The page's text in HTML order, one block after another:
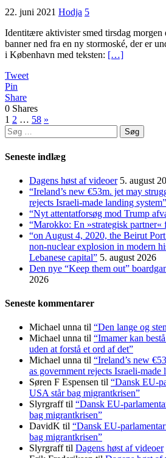
22. juni 2021 Hodja 5
Identitære aktivister smed tirsdag morgen
banner ned fra en ny stormoské, der er
i København med teksten: […]
Tweet
Pin
Share
0 Shares
Indlægsinddeling
1 2 … 58 »
Søg
efter:
Seneste indlæg
Dagens høst af videoer 5. august
“Ireland’s new €53m. jet may
rejects Israeli-made landing system”
“Nyt attentatforsøg mod Trump
“Marokko: En »strategisk partner«
“on August 4, 2020, the Beirut
non-nuclear explosion in modern
Lebanese capital” 5. august 2026
Den nye “Keep them out”
2026
Seneste kommentarer
Michael unna til “Den lange og
Michael unna til “Imamer kan
uden at forstå et ord af det”
Michael unna til “Ireland’s new
as government rejects Israeli-made
Søren F Espensen til “Dansk EU-
USA står bag migrantkrisen”
Slyrgrafftil “Dansk EU-
bag migrantkrisen”
DavidK til “Dansk EU-
bag migrantkrisen”
Slyrgrafftil Dagens høst af videoer